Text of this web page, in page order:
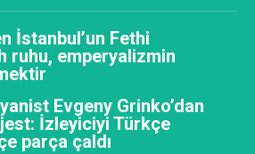
İstanbul’un Fethi
ruhu, emperyalizmin
Evgeny Grinko’dan
İzleyiciyi Türkçe
parça çaldı